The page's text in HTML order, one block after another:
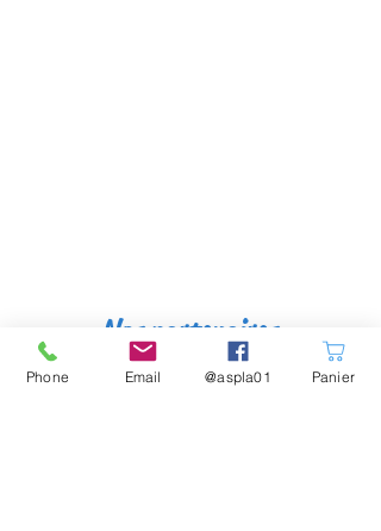
Nos partenaires
Phone Email @aspla01 Panier